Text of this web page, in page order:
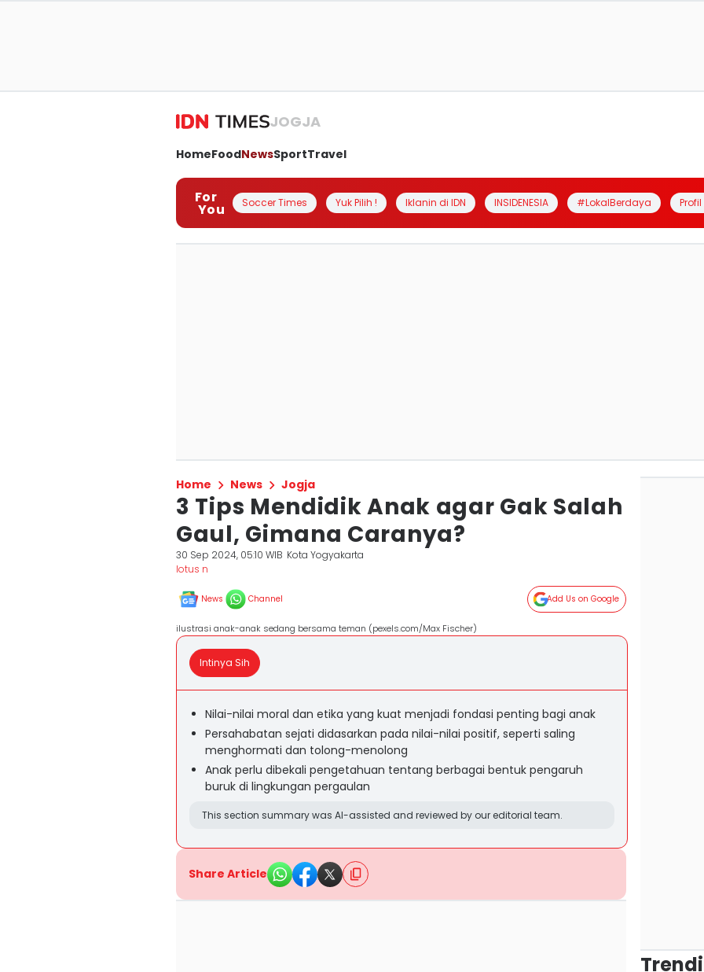
JOGJA
HomeFoodNewsSportTravel
For
You Soccer Times Yuk Pilih ! Iklanin di IDN INSIDENESIA #LokalBerdaya
Home News Jogja
3 Tips Mendidik Anak agar Gak Salah
Gaul, Gimana Caranya?
30 Sep 2024, 05:10 WIB Kota Yogyakarta
lotus n
News Channel Add Us on Google
ilustrasi anak-anak sedang bersama teman (pexels.com/Max Fischer)
Intinya Sih
Nilai-nilai moral dan etika yang kuat menjadi fondasi penting bagi anak
Persahabatan sejati didasarkan pada nilai-nilai positif, seperti saling
menghormati dan tolong-menolong
Anak perlu dibekali pengetahuan tentang berbagai bentuk pengaruh
buruk di lingkungan pergaulan
This section summary was AI-assisted and reviewed by our editorial team.
Share Article